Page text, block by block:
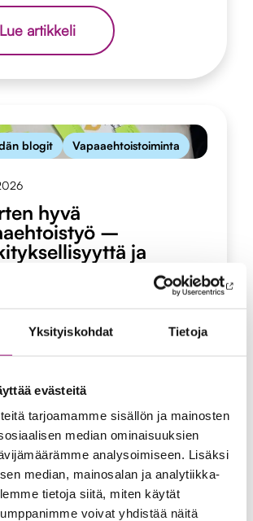
Yksityiskohdat Tietoja
evästeitä
tarjoamamme sisällön ja mainosten
median ominaisuuksien
analysoimiseen. Lisäksi
median, mainosalan ja analytiikka-
tietoja siitä, miten käytät
voivat yhdistää näitä
Lue artikkeliYritykset
rinnallakulkijoina
paikallisessa
arjessa
blogit Vapaaehtoistoiminta
hyvä
–
ja
toimivien
kautta
Lue artikkeli
hyvä
–
ja
vaikuttavuutta
toimivien
käytäntöjen
kautta
blogit